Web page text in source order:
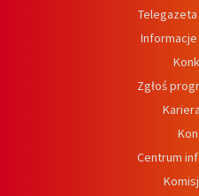
Zgłoś
Centrum